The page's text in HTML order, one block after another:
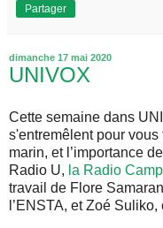
Partager
dimanche 17 mai 2020
UNIVOX
Cette semaine dans
s'entremêlent pour
marin, et l’importance
Radio U, la Radio
travail de Flore
l’ENSTA, et Zoé